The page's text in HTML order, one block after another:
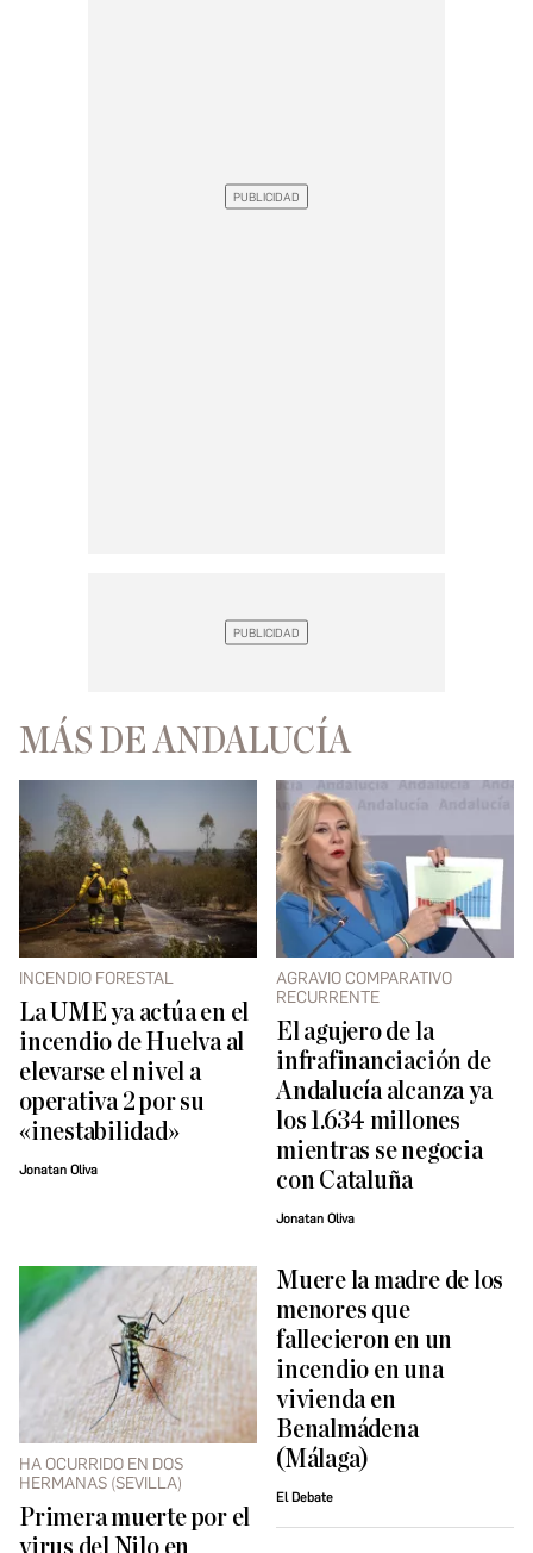
MÁS DE ANDALUCÍA
INCENDIO FORESTAL
La UME ya actúa en el
incendio de Huelva al
elevarse el nivel a
operativa 2 por su
«inestabilidad»
Jonatan Oliva
AGRAVIO COMPARATIVO
RECURRENTE
El agujero de la
infrafinanciación de
Andalucía alcanza ya
los 1.634 millones
mientras se negocia
con Cataluña
Jonatan Oliva
HA OCURRIDO EN DOS
HERMANAS (SEVILLA)
Primera muerte por el
Muere la madre de los
menores que
fallecieron en un
incendio en una
vivienda en
Benalmádena
(Málaga)
El Debate